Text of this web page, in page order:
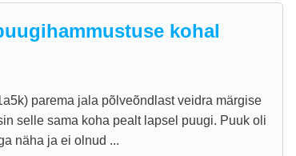
kohal
parema jala põlveõndlast veidra märgise
selle sama koha pealt lapsel puugi. Puuk oli
näha ja ei olnud ...